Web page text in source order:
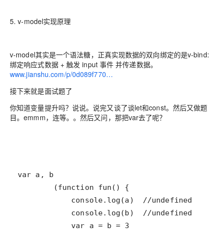
5. v-model实现原理
v-model其实是一个语法糖，正真实现数据的双向绑定的是v-bind:
绑定响应式数据 + 触发 input 事件 并传递数据。
www.jianshu.com/p/0d089f770…
接下来就是面试题了
你知道变量提升吗？说说。说完又谈了谈let和const。然后又做题
目。emmm，连等。。然后又问，那把var去了呢？